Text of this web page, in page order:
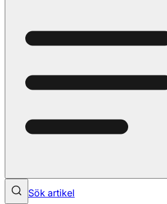
Sök artikel